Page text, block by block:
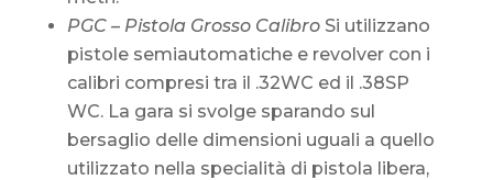
PGC – Pistola Grosso CalibroSi utilizzano
pistole semiautomatiche e revolver con i
calibri compresi tra il .32WC ed il .38SP
WC. La gara si svolge sparando sul
bersaglio delle dimensioni uguali a quello
utilizzato nella specialità di pistola libera,